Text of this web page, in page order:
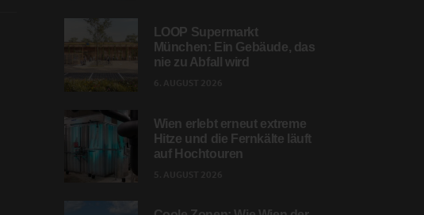
LOOP Supermarkt
München: Ein Gebäude, das
nie zu Abfall wird
Wien erlebt erneut extreme
Hitze und die Fernkälte läuft
auf Hochtouren